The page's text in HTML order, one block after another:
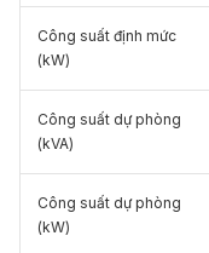
Công suất định mức
(kW)
Công suất dự phòng
(kVA)
Công suất dự phòng
(kW)